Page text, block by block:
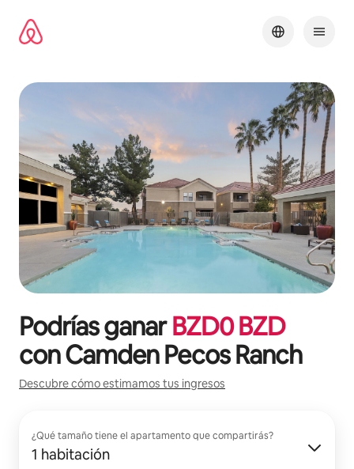
contenido
Podrías ganarBZD0BZD
conCamden Pecos Ranch
Descubre cómo estimamos tus ingresos
¿Qué tamaño tiene el apartamento que compartirás?
1 habitación